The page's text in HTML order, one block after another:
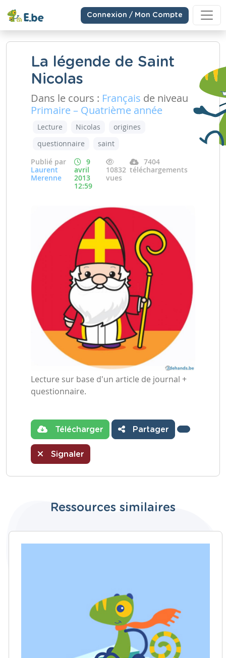
Connexion / Mon Compte
La légende de Saint
Nicolas
Dans le cours : Français de niveau
Primaire – Quatrième année
Lecture Nicolas
origines
questionnaire
saint
Publié par
Laurent
Merenne
9
avril
2013
12:59
10832
vues
7404
téléchargements
Lecture sur base d'un article de journal +
questionnaire.
Télécharger Partager
Signaler
Ressources similaires